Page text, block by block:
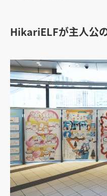
HikariELFが主人公